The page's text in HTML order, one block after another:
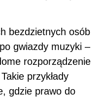
bezdzietnych osób
gwiazdy muzyki –
rozporządzenie
przykłady
gdzie prawo do